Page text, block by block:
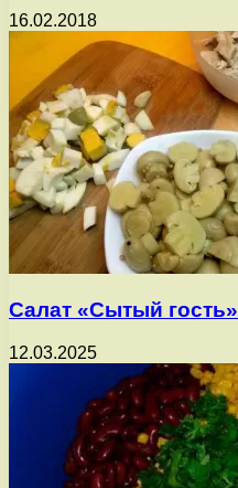
16.02.2018
Салат «Сытый гость»
12.03.2025